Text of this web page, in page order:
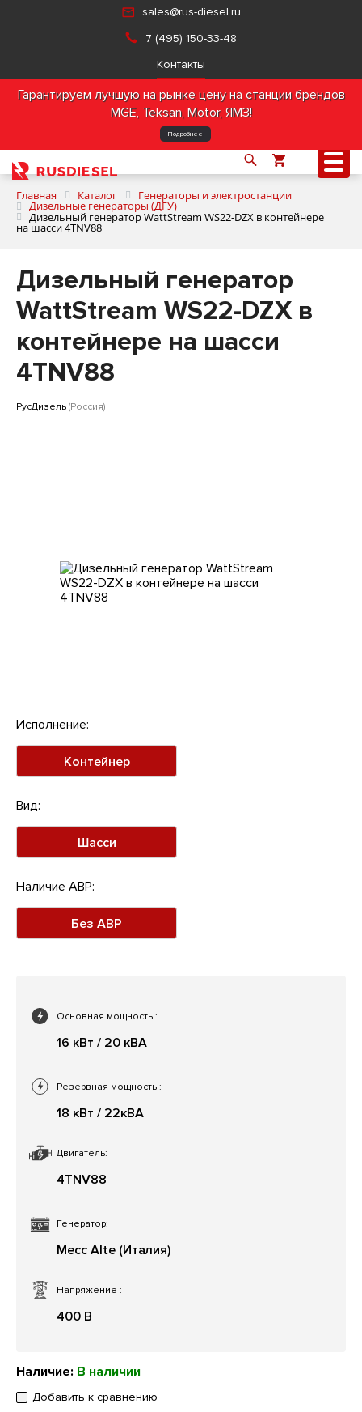
sales@rus-diesel.ru
7 (495) 150-33-48
Контакты
Гарантируем лучшую на рынке цену на станции брендов
MGE, Teksan, Motor, ЯМЗ!
Подробнее
Продукция
Клиентам
Главная Каталог Генераторы и электростанции
Дизельные генераторы (ДГУ)
Дизельный генератор WattStream WS22-DZX в контейнере
на шасси 4TNV88
Дизельный генератор
WattStream WS22-DZX в
контейнере на шасси
4TNV88
РусДизель (Россия)
Исполнение:
Контейнер
Вид:
Шасси
Наличие АВР:
Без АВР
Основная мощность :
16 кВт / 20 кВА
Двигатель:
4TNV88
Напряжение :
400 В
Резервная мощность :
18 кВт / 22кВА
Генератор:
Mecc Alte (Италия)
Наличие: В наличии
Добавить к сравнению